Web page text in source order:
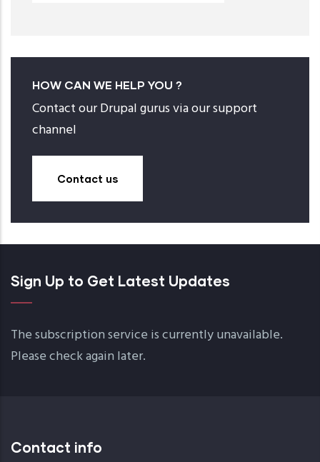
HOW CAN WE HELP YOU ?
Contact our Drupal gurus via our support
channel
Contact us
Sign Up to Get Latest Updates
The subscription service is currently unavailable.
Please check again later.
Contact info